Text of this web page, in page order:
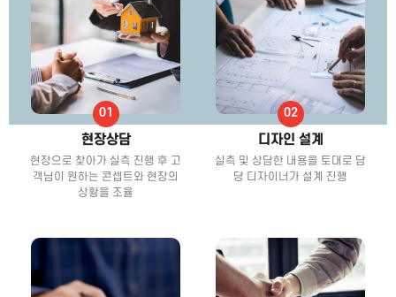
현장상담
현장으로 찾아가 실측 진행 후 고
객님이 원하는 콘셉트와 현장의
상황을 조율
디자인 설계
실측 및 상담한 내용을 토대로 담
당 디자이너가 설계 진행